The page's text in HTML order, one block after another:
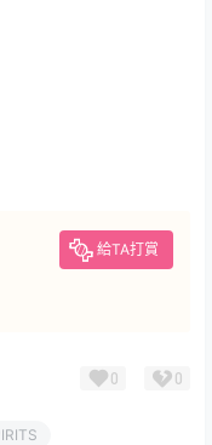
給TA打賞
0 0